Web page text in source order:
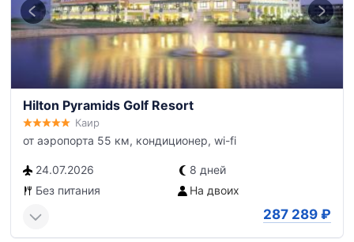
Hilton Pyramids Golf Resort
Каир
от аэропорта 55 км, кондиционер, wi-fi
24.07.2026
8 дней
Без питания
На двоих
287 289 ₽